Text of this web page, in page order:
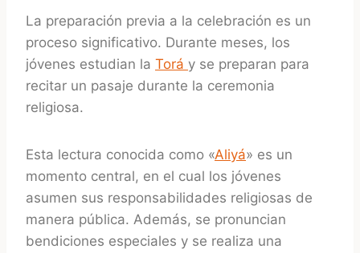
La preparación previa a la celebración es un
proceso significativo. Durante meses, los
jóvenes estudian la Torá y se preparan para
recitar un pasaje durante la ceremonia
religiosa.
Esta lectura conocida como «Aliyá» es un
momento central, en el cual los jóvenes
asumen sus responsabilidades religiosas de
manera pública. Además, se pronuncian
bendiciones especiales y se realiza una